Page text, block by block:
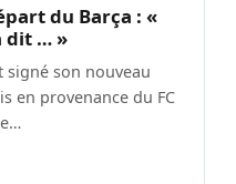
du Barça : «
dit … »
signé son nouveau
en provenance du FC